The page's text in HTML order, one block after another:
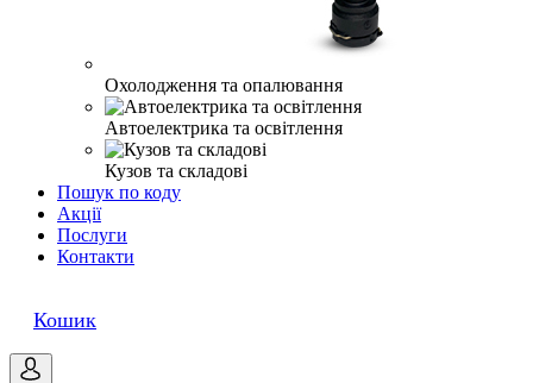
Охолодження та опалювання
Автоелектрика та освітлення
Кузов та складові
Пошук по коду
Акції
Послуги
Контакти
Кошик